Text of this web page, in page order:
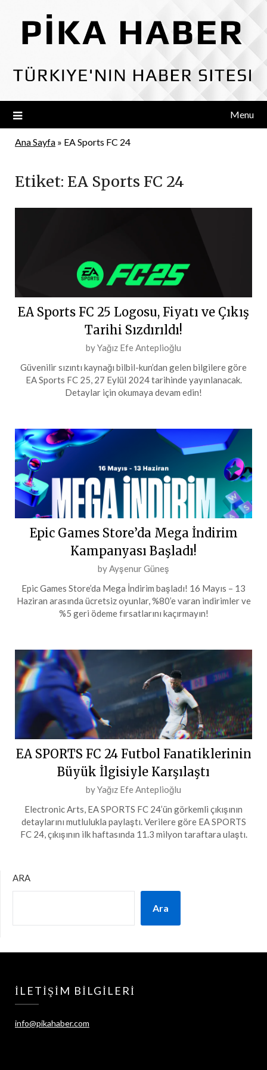
content
Menu
Ana Sayfa » EA Sports FC 24
Etiket: EA Sports FC 24
EA Sports FC 25 Logosu, Fiyatı ve Çıkış
Tarihi Sızdırıldı!
Posted
6
Temmuz
byYağız Efe Anteplioğlu
Güvenilir sızıntı kaynağı bilbil-kun’dan gelen bilgilere göre
EA Sports FC 25, 27 Eylül 2024 tarihinde yayınlanacak.
Detaylar için okumaya devam edin!
Epic Games Store’da Mega İndirim
Kampanyası Başladı!
Posted
on
17
Mayıs
byAyşenur Güneş
Epic Games Store’da Mega İndirim başladı! 16 Mayıs – 13
Haziran arasında ücretsiz oyunlar, %80’e varan indirimler ve
%5 geri ödeme fırsatlarını kaçırmayın!
EA SPORTS FC 24 Futbol Fanatiklerinin
Büyük İlgisiyle Karşılaştı
Posted
on
10
Ekim
byYağız Efe Anteplioğlu
Electronic Arts, EA SPORTS FC 24’ün görkemli çıkışının
detaylarını mutlulukla paylaştı. Verilere göre EA SPORTS
FC 24, çıkışının ilk haftasında 11.3 milyon taraftara ulaştı.
ARA
Ara
İLETIŞIM BILGILERI
info@pikahaber.com